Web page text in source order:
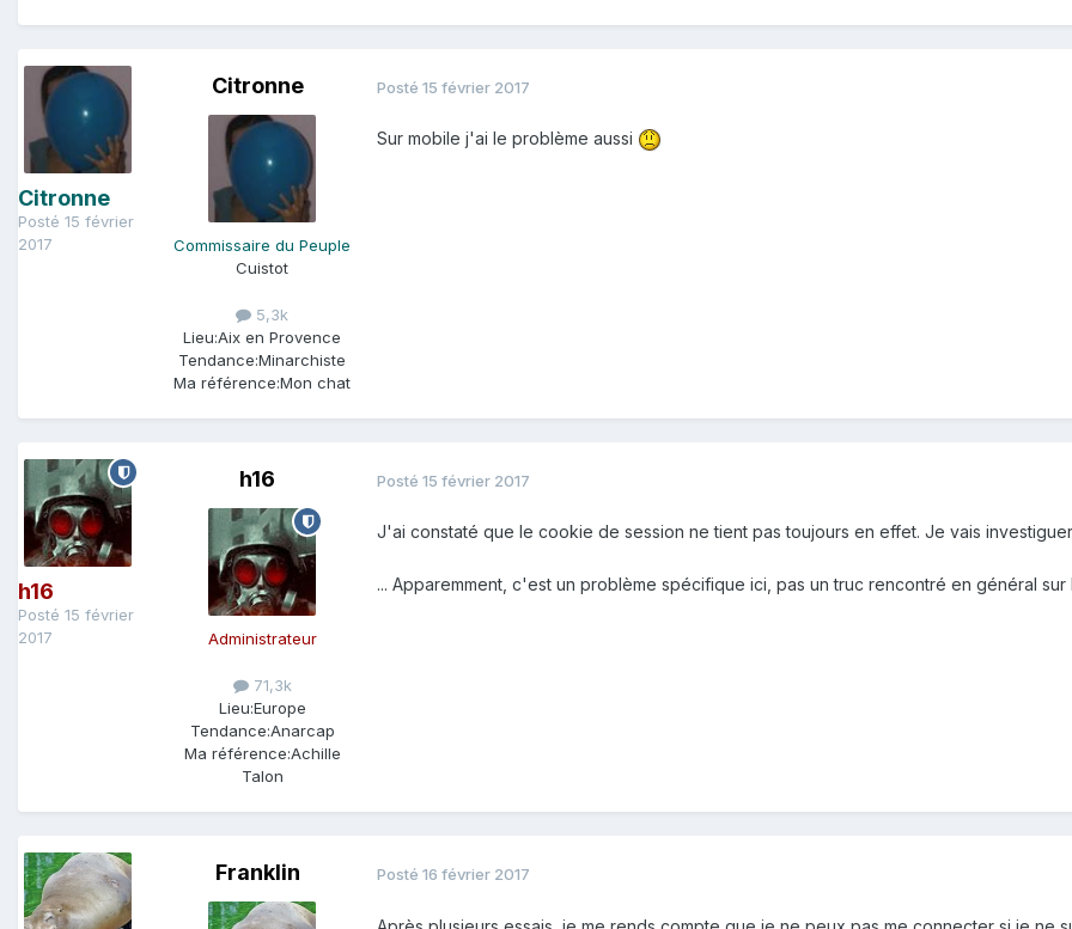
Citronne
Posté 15 février
2017
Citronne
Commissaire du Peuple
Cuistot
5,3k
Lieu:Aix en Provence
Tendance:Minarchiste
Ma référence:Mon chat
Posté15 février 2017
Sur mobile j'ai le problème aussi
h16
Posté 15 février
2017
h16
Administrateur
71,3k
Lieu:Europe
Tendance:Anarcap
Ma référence:Achille
Talon
Posté15 février 2017
J'ai constaté que le cookie de session ne tient pas toujours en effet. Je vais
... Apparemment, c'est un problème spécifique ici, pas un truc rencontré en général sur
Franklin Posté16 février 2017